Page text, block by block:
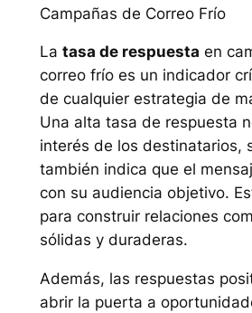
Campañas de Correo Frío
La tasa de respuesta en
correo frío es un indicador
de cualquier estrategia de
Una alta tasa de respuesta
interés de los destinatarios,
también indica que el
con su audiencia objetivo.
para construir relaciones
sólidas y duraderas.
Además, las respuestas
abrir la puerta a